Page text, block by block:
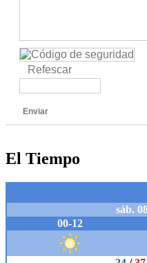
Refescar
Enviar
El Tiempo